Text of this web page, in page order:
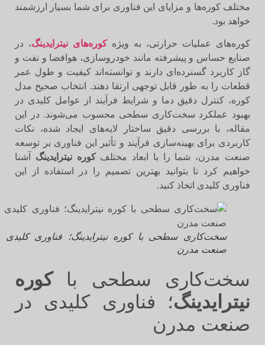
مختلف کوره‌ها و مزایای این فناوری برای شما بسیار ارزشمند
خواهد بود.
کوره‌های عملیات حرارتی، به ویژهکوره‌های نیترایدینگ، در
صنایع حساس و پیشرفته مانند خودروسازی، هوافضا و نفت و
گاز کاربرد گسترده‌ای دارند و توانسته‌اند کیفیت و طول عمر
قطعات را به طور قابل توجهی ارتقا دهند. انتخاب صحیح مدل
کوره، کنترل دقیق دما و شرایط فرآیند از عوامل کلیدی در
بهبود عملکرد سخت‌کاری سطحی محسوب می‌شوند. در این
مقاله، با بررسی دقیق ساختار لایه‌های ایجاد شده، نکات
کاربردی برای بهینه‌سازی فرآیند و تأثیر این فناوری بر توسعه
صنعت مدرن، شما را با ابعاد مختلف کوره نیترایدینگآشنا
خواهیم کرد تا بتوانید بهترین تصمیم را در استفاده از این
فناوری کلیدی اتخاذ کنید.
سخت‌کاری سطحی با کوره نیترایدینگ؛ فناوری کلیدی در
صنعت مدرن
سخت‌کاری سطحی با
کوره
نیترایدینگ؛ فناوری کلیدی در
صنعت مدرن